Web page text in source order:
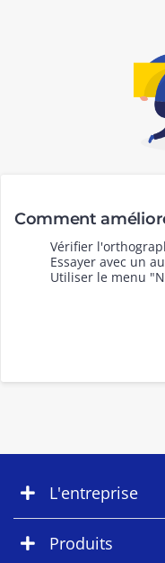
Comment
Vérifier
Essayer avec un
Utiliser le menu
L'entreprise
Produits